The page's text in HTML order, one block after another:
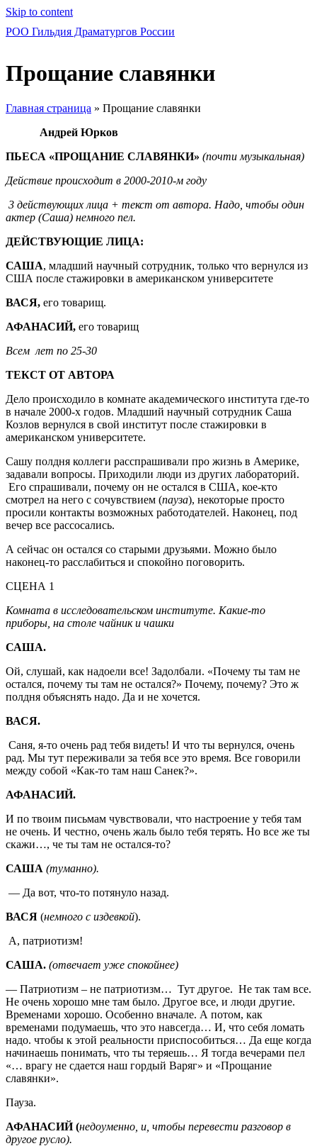
Skip to content
РОО Гильдия Драматургов России
Прощание славянки
Главная страница » Прощание славянки
Андрей Юрков
ПЬЕСА «ПРОЩАНИЕ СЛАВЯНКИ» (почти музыкальная)
Действие происходит в 2000-2010-м году
3 действующих лица + текст от автора. Надо, чтобы один
актер (Саша) немного пел.
ДЕЙСТВУЮЩИЕ ЛИЦА:
САША, младший научный сотрудник, только что вернулся из
США после стажировки в американском университете
ВАСЯ, его товарищ.
АФАНАСИЙ, его товарищ
Всем лет по 25-30
ТЕКСТ ОТ АВТОРА
Дело происходило в комнате академического института где-то
в начале 2000-х годов. Младший научный сотрудник Саша
Козлов вернулся в свой институт после стажировки в
американском университете.
Сашу полдня коллеги расспрашивали про жизнь в Америке,
задавали вопросы. Приходили люди из других лабораторий.
Его спрашивали, почему он не остался в США, кое-кто
смотрел на него с сочувствием (пауза), некоторые просто
просили контакты возможных работодателей. Наконец, под
вечер все рассосались.
А сейчас он остался со старыми друзьями. Можно было
наконец-то расслабиться и спокойно поговорить.
СЦЕНА 1
Комната в исследовательском институте. Какие-то
приборы, на столе чайник и чашки
САША.
Ой, слушай, как надоели все! Задолбали. «Почему ты там не
остался, почему ты там не остался?» Почему, почему? Это ж
полдня объяснять надо. Да и не хочется.
ВАСЯ.
Саня, я-то очень рад тебя видеть! И что ты вернулся, очень
рад. Мы тут переживали за тебя все это время. Все говорили
между собой «Как-то там наш Санек?».
АФАНАСИЙ.
И по твоим письмам чувствовали, что настроение у тебя там
не очень. И честно, очень жаль было тебя терять. Но все же ты
скажи…, че ты там не остался-то?
САША (туманно).
— Да вот, что-то потянуло назад.
ВАСЯ (немного с издевкой).
А, патриотизм!
САША. (отвечает уже спокойнее)
— Патриотизм – не патриотизм… Тут другое. Не так там все.
Не очень хорошо мне там было. Другое все, и люди другие.
Временами хорошо. Особенно вначале. А потом, как
временами подумаешь, что это навсегда… И, что себя ломать
надо. чтобы к этой реальности приспособиться… Да еще когда
начинаешь понимать, что ты теряешь… Я тогда вечерами пел
«… врагу не сдается наш гордый Варяг» и «Прощание
славянки».
Пауза.
АФАНАСИЙ (недоуменно, и, чтобы перевести разговор в
другое русло).